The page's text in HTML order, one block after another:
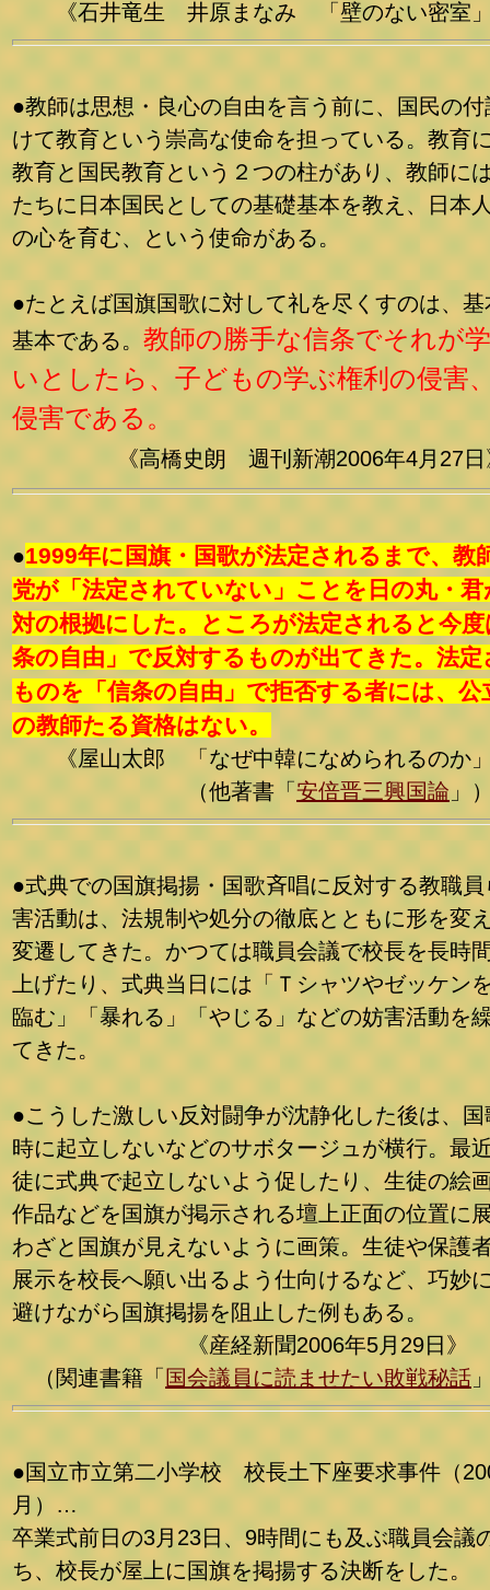
《石井竜生 井原まなみ 「壁のない密室
●教師は思想・良心の自由を言う前に、国民の付
けて教育という崇高な使命を担っている。教育
教育と国民教育という２つの柱があり、教師に
たちに日本国民としての基礎基本を教え、日本
の心を育む、という使命がある。
●たとえば国旗国歌に対して礼を尽くすのは、基
基本である。 教師の勝手な信条でそれが
いとしたら、子どもの学ぶ権利の侵害
侵害である。
《高橋史朗 週刊新潮2006年4月27日
●1999年に国旗・国歌が法定されるまで、教
党が「法定されていない」ことを日の丸・君
対の根拠にした。ところが法定されると今度
条の自由」で反対するものが出てきた。法定
ものを「信条の自由」で拒否する者には、公
の教師たる資格はない。
《屋山太郎 「なぜ中韓になめられるのか
（他著書「 安倍晋三興国論 」
●式典での国旗掲揚・国歌斉唱に反対する教職員
害活動は、法規制や処分の徹底とともに形を変
変遷してきた。かつては職員会議で校長を長時
上げたり、式典当日には「Ｔシャツやゼッケン
臨む」「暴れる」「やじる」などの妨害活動を
てきた。
●こうした激しい反対闘争が沈静化した後は、国
時に起立しないなどのサボタージュが横行。最
徒に式典で起立しないよう促したり、生徒の絵
作品などを国旗が掲示される壇上正面の位置に
わざと国旗が見えないように画策。生徒や保護
展示を校長へ願い出るよう仕向けるなど、巧妙
避けながら国旗掲揚を阻止した例もある。
《産経新聞2006年5月29日》
（関連書籍「 国会議員に読ませたい敗戦秘話
●国立市立第二小学校 校長土下座要求事件（
月）…
卒業式前日の3月23日、9時間にも及ぶ職員会議
ち、校長が屋上に国旗を掲揚する決断をした。